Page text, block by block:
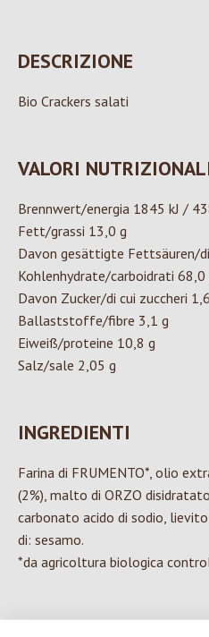
DESCRIZIONE
Bio Crackers salati
VALORI
Brennwert/energia 1845 kJ /
Fett/grassi 13,0 g
Davon gesättigte Fettsäuren/
Kohlenhydrate/carboidrati 68,0
Davon Zucker/di cui zuccheri
Ballaststoffe/fibre 3,1 g
Eiweiß/proteine 10,8 g
Salz/sale 2,05 g
INGREDIENTI
Farina di FRUMENTO*, olio
(2%), malto di ORZO
carbonato acido di sodio,
di: sesamo.
*da agricoltura biologica